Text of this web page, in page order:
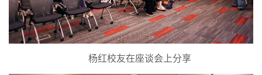
杨红校友在座谈会上分享